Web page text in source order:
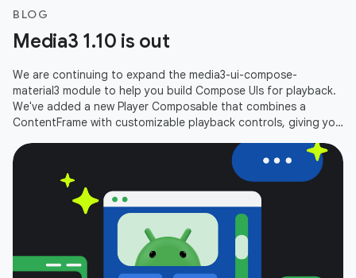
BLOG
Media3 1.10 is out
We are continuing to expand the media3-ui-compose-
material3 module to help you build Compose UIs for playback.
We've added a new Player Composable that combines a
ContentFrame with customizable playback controls, giving you